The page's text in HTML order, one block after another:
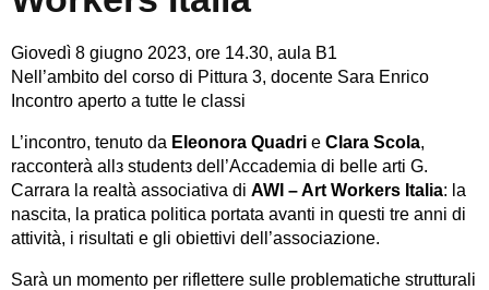
Giovedì 8 giugno 2023, ore 14.30, aula B1
Nell’ambito del corso di Pittura 3, docente Sara Enrico
Incontro aperto a tutte le classi
L’incontro, tenuto da Eleonora Quadri e Clara Scola,
racconterà allз studentз dell’Accademia di belle arti G.
Carrara la realtà associativa di AWI – Art Workers Italia: la
nascita, la pratica politica portata avanti in questi tre anni di
attività, i risultati e gli obiettivi dell’associazione.
Sarà un momento per riflettere sulle problematiche strutturali